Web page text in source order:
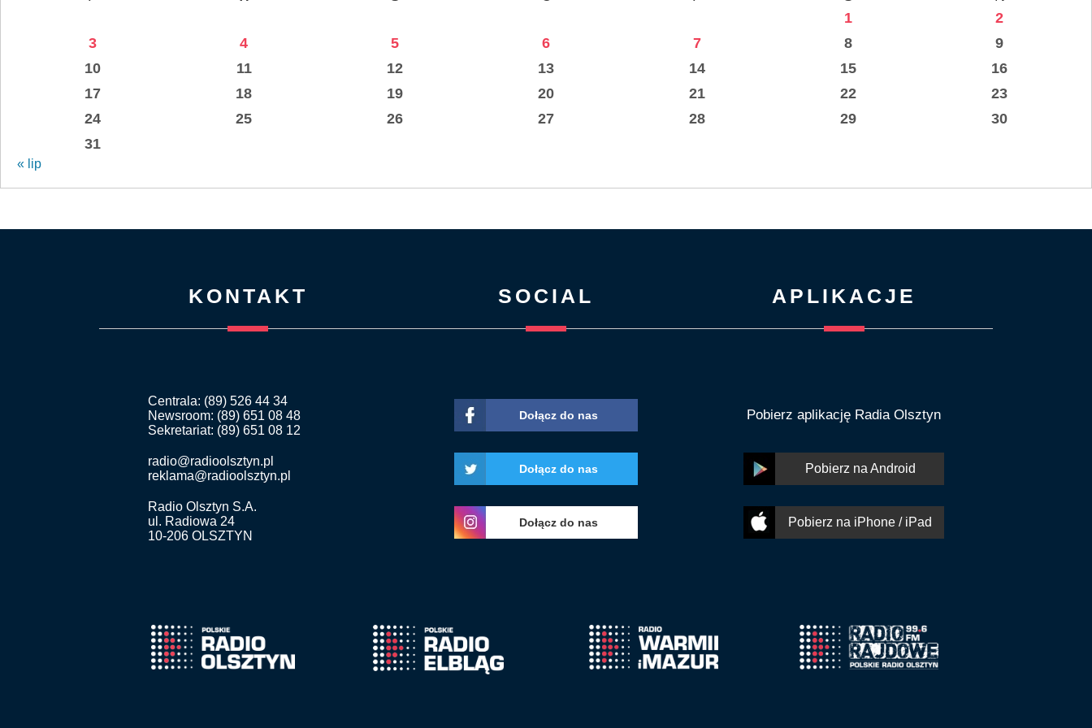
1
2
3
4 5 6 7 8
9
10
11 12 13 14 15
16
17
18 19 20 21 22
23
24
25 26 27 28 29
30
31
« lip
KONTAKT
Centrala: (89) 526 44 34
Newsroom: (89) 651 08 48
Sekretariat: (89) 651 08 12
radio@radioolsztyn.pl
reklama@radioolsztyn.pl
Radio Olsztyn S.A.
ul. Radiowa 24
10-206 OLSZTYN
SOCIAL
Dołącz do nas
Dołącz do nas
Dołącz do nas
APLIKACJE
Pobierz aplikację Radia Olsztyn
Pobierz na Android
Pobierz na iPhone / iPad